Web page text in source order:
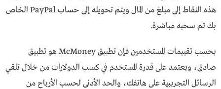
هذه النقاط إلى مبلغ من المال ويتم تحويله إلى حساب PayPal الخاص
بك ثم سحبه مباشرة.
بحسب تقييمات المستخدمين فإن تطبيق McMoney هو تطبيق
صادق، ويعتمد على قدرة المستخدم في كسب الدولارات من خلال تلقي
الرسائل التجريبية على هاتفك، والحد الأدنى لحسب الأرباح من